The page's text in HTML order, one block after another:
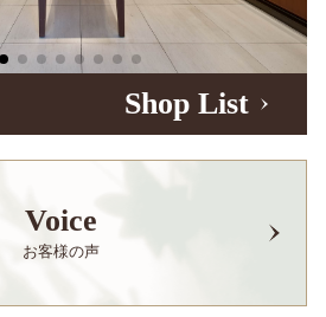
Shop List
Voice
お客様の声